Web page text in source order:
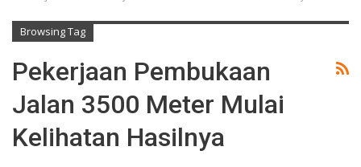
Browsing Tag
Pekerjaan Pembukaan
Jalan 3500 Meter Mulai
Kelihatan Hasilnya